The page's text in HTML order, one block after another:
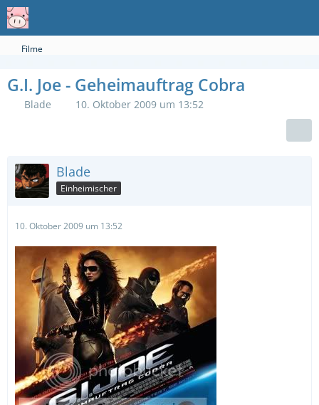
Filme
G.I. Joe - Geheimauftrag Cobra
Blade 10. Oktober 2009 um 13:52
Blade
Einheimischer
10. Oktober 2009 um 13:52